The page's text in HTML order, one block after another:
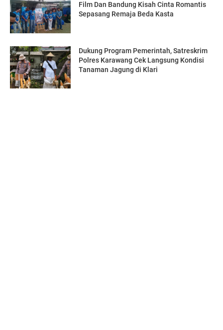
Film Dan Bandung Kisah Cinta Romantis
Sepasang Remaja Beda Kasta
Dukung Program Pemerintah, Satreskrim
Polres Karawang Cek Langsung Kondisi
Tanaman Jagung di Klari